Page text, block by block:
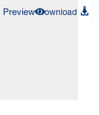
PreviewDownload